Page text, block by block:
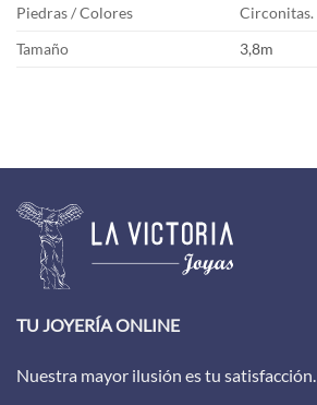
Piedras / Colores
Circonitas.
Tamaño
3,8m
TU JOYERÍA ONLINE
Nuestra mayor ilusión es tu satisfacción.